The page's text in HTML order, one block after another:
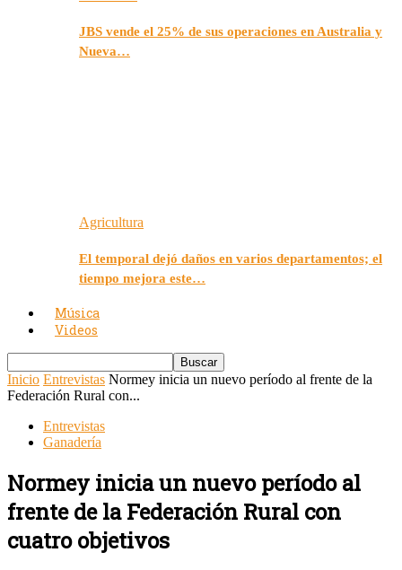
JBS vende el 25% de sus operaciones en Australia y
Nueva…
Agricultura
El temporal dejó daños en varios departamentos; el
tiempo mejora este…
Música
Videos
Inicio Entrevistas Normey inicia un nuevo período al frente de la
Federación Rural con...
Entrevistas
Ganadería
Normey inicia un nuevo período al
frente de la Federación Rural con
cuatro objetivos